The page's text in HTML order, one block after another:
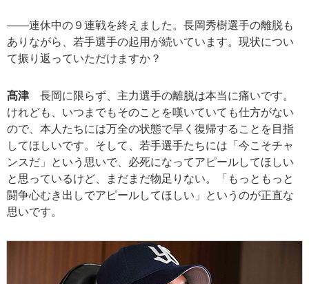
――連休中の９連戦を終えました。長岡秀樹選手の離脱も
ありながら、若手選手の起用が続いています。現状につい
て振り返っていただけますか？
髙津 長岡に限らず、主力選手の離脱は本当に痛いです。
けれども、いつまでもそのことを嘆いていても仕方がない
ので、本人たちには万全の状態で早く復帰することを目指
してほしいです。そして、若手選手たちには「今こそチャ
ンスだ」という思いで、必死になってアピールしてほしい
と思っているけど、まだまだ物足りない。「もっともっと
闘争心むき出しでアピールしてほしい」というのが正直な
思いです。